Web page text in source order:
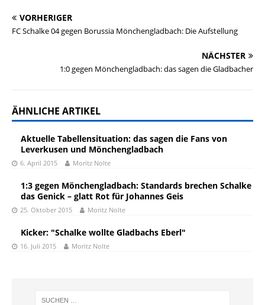
VORHERIGER
FC Schalke 04 gegen Borussia Mönchengladbach: Die Aufstellung
NÄCHSTER
1:0 gegen Mönchengladbach: das sagen die Gladbacher
ÄHNLICHE ARTIKEL
Aktuelle Tabellensituation: das sagen die Fans von
Leverkusen und Mönchengladbach
6. April 2015 Moritz Nolte
1:3 gegen Mönchengladbach: Standards brechen Schalke
das Genick – glatt Rot für Johannes Geis
25. Oktober 2015 Moritz Nolte
Kicker: "Schalke wollte Gladbachs Eberl"
16. Juli 2015 Moritz Nolte